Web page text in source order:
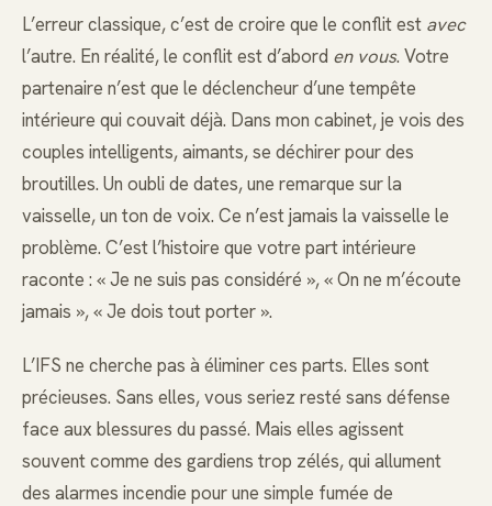
L’erreur classique, c’est de croire que le conflit est avec
l’autre. En réalité, le conflit est d’abord en vous. Votre
partenaire n’est que le déclencheur d’une tempête
intérieure qui couvait déjà. Dans mon cabinet, je vois des
couples intelligents, aimants, se déchirer pour des
broutilles. Un oubli de dates, une remarque sur la
vaisselle, un ton de voix. Ce n’est jamais la vaisselle le
problème. C’est l’histoire que votre part intérieure
raconte : « Je ne suis pas considéré », « On ne m’écoute
jamais », « Je dois tout porter ».
L’IFS ne cherche pas à éliminer ces parts. Elles sont
précieuses. Sans elles, vous seriez resté sans défense
face aux blessures du passé. Mais elles agissent
souvent comme des gardiens trop zélés, qui allument
des alarmes incendie pour une simple fumée de